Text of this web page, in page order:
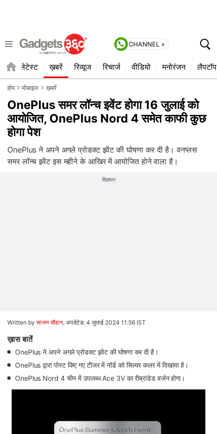
CHANNEL »
लेटेस्ट ख़बरें रिव्यूज रिचार्ज वीडियो मनोरंजन लैपटॉप
होम मोबाइल ख़बरें
OnePlus समर लॉन्च इवेंट होगा 16 जुलाई को
आयोजित, OnePlus Nord 4 समेत काफी कुछ
होगा पेश
OnePlus ने अपने अगले प्रोडक्ट इवेंट की घोषणा कर दी है। वनप्लस
समर लॉन्च इवेंट इस महीने के आखिर में आयोजित होने वाला है।
विज्ञापन
Written by साजन चौहान, अपडेटेड: 4 जुलाई 2024 11:56 IST
ख़ास बातें
OnePlus ने अपने अगले प्रोडक्ट इवेंट की घोषणा कर दी है।
OnePlus द्वारा पोस्ट किए गए टीजर में नॉर्ड को सिल्वर कलर में दिखाया है।
OnePlus Nord 4 चीन में उपलब्ध Ace 3V का रीब्रांडेड वर्जन होगा।